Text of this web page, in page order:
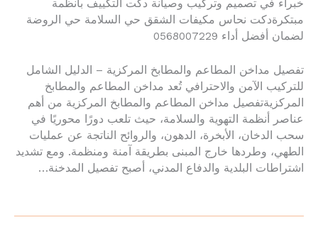
خبراء في تصميم وتركيب وصيانة دكت التكييف بأنظمة
مبتكرةدكت نحاس مكيفات الشقق حي السلامة حي الروضة
لضمان أفضل أداء 0568007229
تفصيل مداخن المطاعم والمطابخ المركزية – الدليل الشامل
للتركيب الآمن والاحترافي تُعد مداخن المطاعم والمطابخ
المركزيةتفصيل مداخن المطاعم والمطابخ المركزية من أهم
عناصر أنظمة التهوية والسلامة، حيث تلعب دورًا محوريًا في
سحب الدخان، الأبخرة، الدهون، والروائح الناتجة عن عمليات
الطهي، وطردها خارج المبنى بطريقة آمنة ومنظمة. ومع تشديد
اشتراطات البلدية والدفاع المدني، أصبح تفصيل المدخنة…